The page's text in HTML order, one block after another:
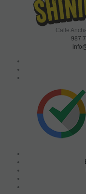
Calle
987